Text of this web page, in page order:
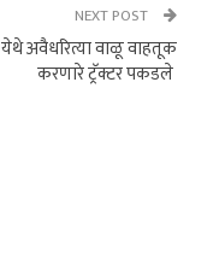
NEXT POST
अवैधरित्या वाळू वाहतूक
करणारे ट्रॅक्टर पकडले